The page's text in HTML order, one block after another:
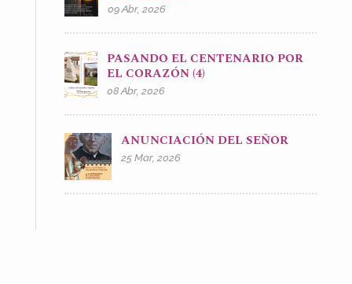
09 Abr, 2026
PASANDO EL CENTENARIO POR
EL CORAZÓN (4)
08 Abr, 2026
ANUNCIACIÓN DEL SEÑOR
25 Mar, 2026